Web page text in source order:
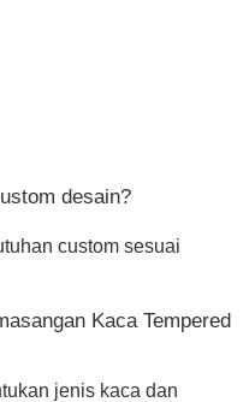
desain?
custom sesuai
Kaca Tempered
jenis kaca dan